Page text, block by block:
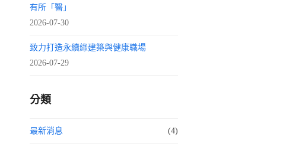
有所「醫」
2026-07-30
致力打造永續綠建築與健康職場
2026-07-29
分類
最新消息 (4)